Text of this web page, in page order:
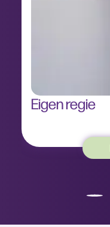
Eigen regie